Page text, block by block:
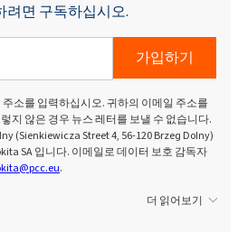
려면 구독하십시오.
가입하기
소를 입력하십시오. 귀하의 이메일 주소를
지 않은 경우 뉴스 레터를 보낼 수 없습니다.
(Sienkiewicza Street 4, 56-120 Brzeg Dolny)
SA 입니다. 이메일로 데이터 보호 감독자
.
더 읽어보기